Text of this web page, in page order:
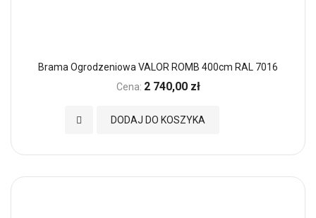
Brama Ogrodzeniowa VALOR ROMB 400cm RAL 7016
Cena: 2 740,00 zł
DODAJ DO KOSZYKA
Dodaj do Ulubionych